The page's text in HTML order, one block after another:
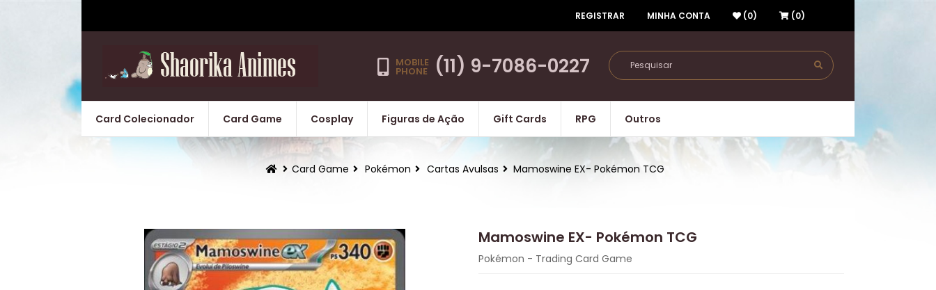
REGISTRAR MINHA CONTA (0) (0)
MOBILE
PHONE (11) 9-7086-0227
Card Colecionador Card Game Cosplay Figuras de Ação Gift Cards RPG Outros
Card Game Pokémon Cartas Avulsas Mamoswine EX- Pokémon TCG
Mamoswine EX- Pokémon TCG
Pokémon - Trading Card Game